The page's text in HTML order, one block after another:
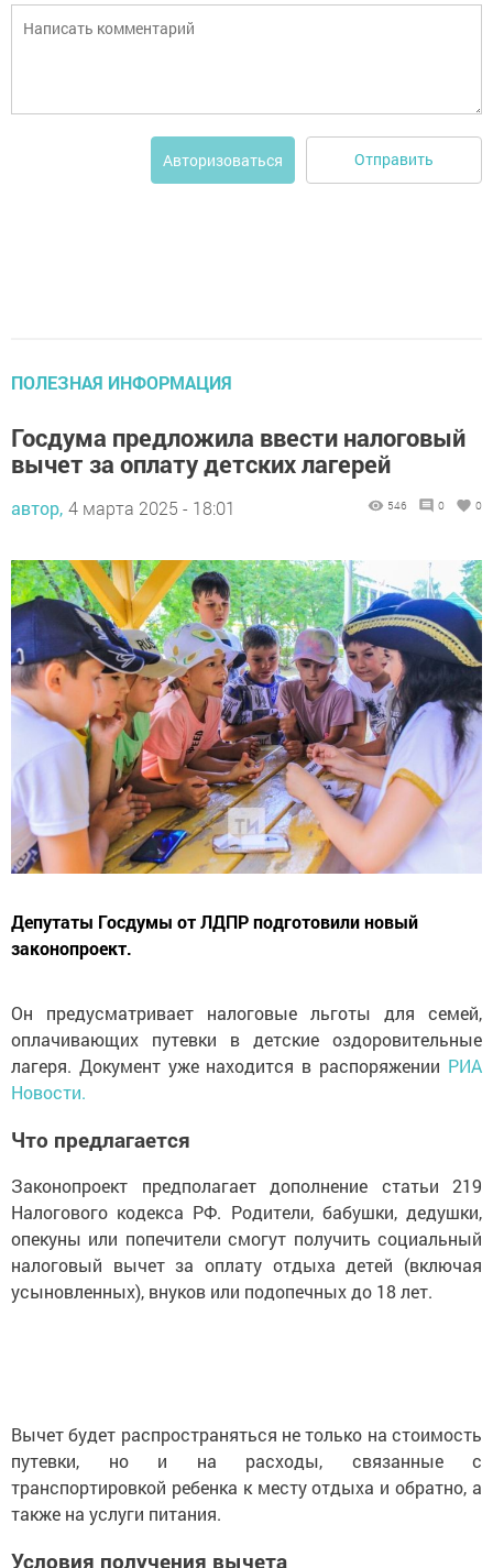
Авторизоваться Отправить
ПОЛЕЗНАЯ ИНФОРМАЦИЯ
Госдума предложила ввести налоговый
вычет за оплату детских лагерей
автор, 4 марта 2025 - 18:01 546 0 0
Депутаты Госдумы от ЛДПР подготовили новый
законопроект.
Он предусматривает налоговые льготы для семей,
оплачивающих путевки в детские оздоровительные
лагеря. Документ уже находится в распоряжении РИА
Новости.
Что предлагается
Законопроект предполагает дополнение статьи 219
Налогового кодекса РФ. Родители, бабушки, дедушки,
опекуны или попечители смогут получить социальный
налоговый вычет за оплату отдыха детей (включая
усыновленных), внуков или подопечных до 18 лет.
Вычет будет распространяться не только на стоимость
путевки, но и на расходы, связанные с
транспортировкой ребенка к месту отдыха и обратно, а
также на услуги питания.
Условия получения вычета